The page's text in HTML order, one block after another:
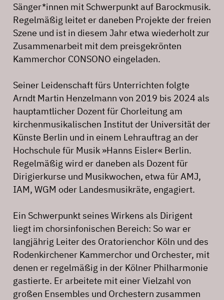
Sänger*innen mit Schwerpunkt auf Barockmusik.
Regelmäßig leitet er daneben Projekte der freien
Szene und ist in diesem Jahr etwa wiederholt zur
Zusammenarbeit mit dem preisgekrönten
Kammerchor CONSONO eingeladen.
Seiner Leidenschaft fürs Unterrichten folgte
Arndt Martin Henzelmann von 2019 bis 2024 als
hauptamtlicher Dozent für Chorleitung am
kirchenmusikalischen Institut der Universität der
Künste Berlin und in einem Lehrauftrag an der
Hochschule für Musik »Hanns Eisler« Berlin.
Regelmäßig wird er daneben als Dozent für
Dirigierkurse und Musikwochen, etwa für AMJ,
IAM, WGM oder Landesmusikräte, engagiert.
Ein Schwerpunkt seines Wirkens als Dirigent
liegt im chorsinfonischen Bereich: So war er
langjährig Leiter des Oratorienchor Köln und des
Rodenkirchener Kammerchor und Orchester, mit
denen er regelmäßig in der Kölner Philharmonie
gastierte. Er arbeitete mit einer Vielzahl von
großen Ensembles und Orchestern zusammen